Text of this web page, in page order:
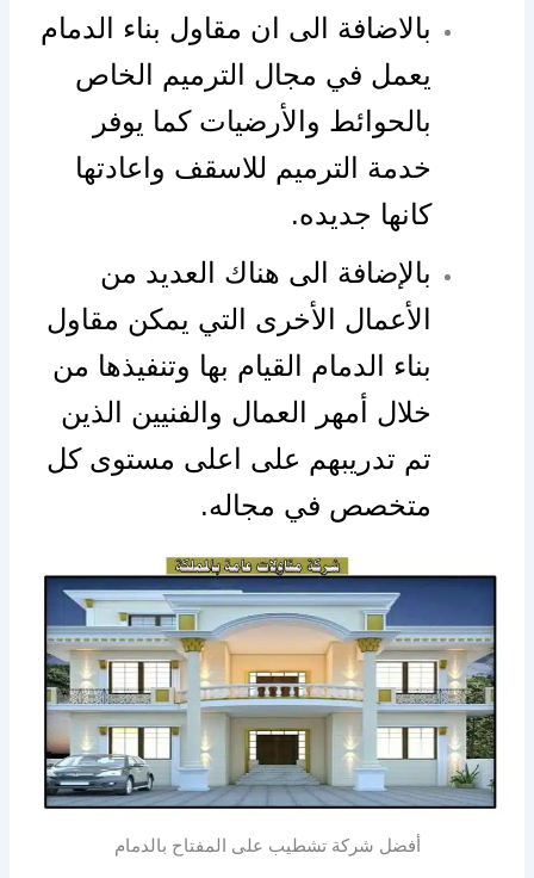
بالاضافة الى ان مقاول بناء الدمام
يعمل في مجال الترميم الخاص
بالحوائط والأرضيات كما يوفر
خدمة الترميم للاسقف واعادتها
كانها جديده.
بالإضافة الى هناك العديد من
الأعمال الأخرى التي يمكن مقاول
بناء الدمام القيام بها وتنفيذها من
خلال أمهر العمال والفنيين الذين
تم تدريبهم على اعلى مستوى كل
متخصص في مجاله.
أفضل شركة تشطيب على المفتاح بالدمام